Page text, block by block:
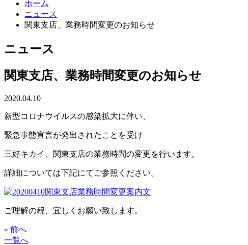
ホーム
ニュース
関東支店、業務時間変更のお知らせ
ニュース
関東支店、業務時間変更のお知らせ
2020.04.10
新型コロナウイルスの感染拡大に伴い、
緊急事態宣言が発出されたことを受け
三好キカイ、関東支店の業務時間の変更を行います。
詳細については下記にてご参照ください。
ご理解の程、宜しくお願い致します。
« 前へ
一覧へ